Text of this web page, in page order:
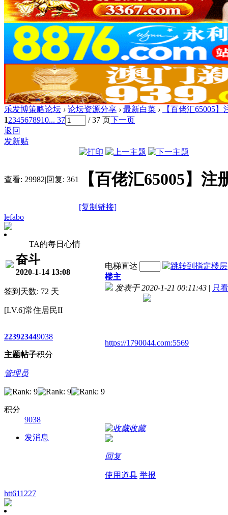
乐发博策略论坛 › 论坛资源分享 › 最新白菜 ›
【百佬汇65005
12345678910... 37 / 37 页下一页
返回
发新贴
查看: 29982|回复: 361 【百佬汇65005】
[复制链接]
lefabo
TA的每日心情
奋斗
2020-1-14 13:08
签到天数: 72 天
[LV.6]常住居民II
2239
主题
2344
帖子
9038
积分
管理员
积分
9038
发消息
电梯直达
楼主
发表于 2020-1-21 00:11:43 | 只
https://1790044.com:5569
收藏
回复
使用道具 举报
htt611227